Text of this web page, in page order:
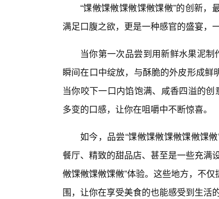
“馃敒馃敒馃敒馃敒馃敒”的创新
满足口腹之欲，更是一种感官的盛宴，
当你第一次品尝到用新鲜水果泥
瞬间在口中绽放，与酥脆的外皮形成
当你咬下一口内馅饱满、咸香四溢的
多变的口感，让你在咀嚼中不断惊喜。
如今，品尝“馃敒馃敒馃敒馃敒馃
餐厅、精致的甜品店、甚至是一些充满
敒馃敒馃敒馃敒”体验。这些地方，不
围，让你在享受美食的也能感受到生活